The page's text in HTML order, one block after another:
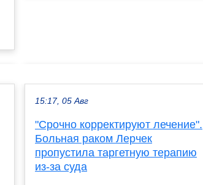
15:17, 05 Авг
"Срочно корректируют лечение".
Больная раком Лерчек
пропустила таргетную терапию
из-за суда